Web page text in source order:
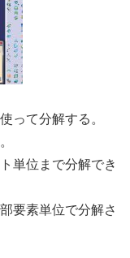
って分解する。
単位まで分解でき
要素単位で分解さ